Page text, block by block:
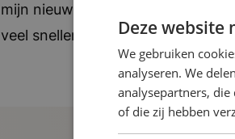
mijn nieuwe baan zou hebben
veel sneller ging. Als ik ooit weer
Deze website
We gebruiken
analyseren. We
analysepartners,
of die zij hebben